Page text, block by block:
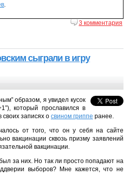
3 комментария
сыграли в игру
образом, я увидел кусок
который прославился в
своих записях о свином гриппе ранее.
от того, что он у себя на сайте
вакцинации сквозь призму заявлений
вакцинации.
за них. Но так ли просто попадают на
выборов? Мне кажется, что не